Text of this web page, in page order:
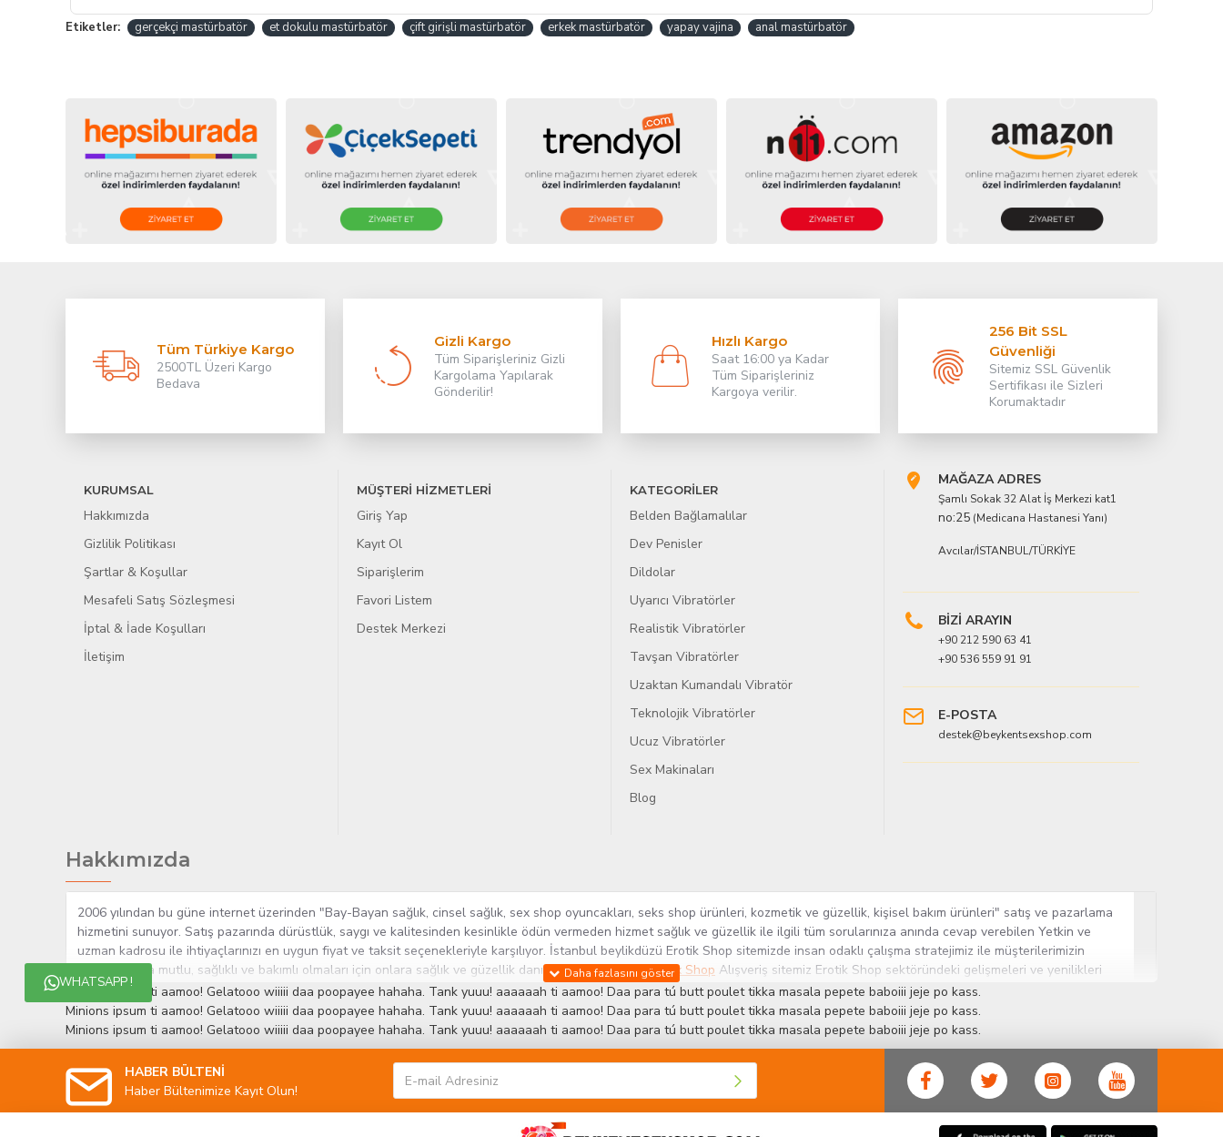
Etiketler: gerçekçi mastürbatör et dokulu mastürbatör çift girişli mastürbatör erkek mastürbatör yapay vajina anal mastürbatör
WHATSAPP !
Tüm Türkiye Kargo
2500TL Üzeri Kargo
Bedava
Gizli Kargo
Tüm Siparişleriniz Gizli
Kargolama Yapılarak
Gönderilir!
Hızlı Kargo
Saat 16:00 ya Kadar
Tüm Siparişleriniz
Kargoya verilir.
256 Bit SSL
Güvenliği
Sitemiz SSL Güvenlik
Sertifikası ile Sizleri
Korumaktadır
KURUMSAL
Hakkımızda
Gizlilik Politikası
Şartlar & Koşullar
Mesafeli Satış Sözleşmesi
İptal & İade Koşulları
İletişim
MÜŞTERİ HİZMETLERİ
Giriş Yap
Kayıt Ol
Siparişlerim
Favori Listem
Destek Merkezi
KATEGORİLER
Belden Bağlamalılar
Dev Penisler
Dildolar
Uyarıcı Vibratörler
Realistik Vibratörler
Tavşan Vibratörler
Uzaktan Kumandalı Vibratör
Teknolojik Vibratörler
Ucuz Vibratörler
Sex Makinaları
Blog
MAĞAZA ADRES
Şamlı Sokak 32 Alat İş Merkezi kat1
no:25 (Medicana Hastanesi Yanı)
Avcılar/İSTANBUL/TÜRKİYE
BİZİ ARAYIN
+90 212 590 63 41
+90 536 559 91 91
E-POSTA
destek@beykentsexshop.com
Hakkımızda
2006 yılından bu güne internet üzerinden "Bay-Bayan sağlık, cinsel sağlık, sex shop oyuncakları, seks shop ürünleri, kozmetik ve güzellik, kişisel bakım ürünleri" satış ve pazarlama
hizmetini sunuyor. Satış pazarında dürüstlük, saygı ve kalitesinden kesinlikle ödün vermeden hizmet sağlık ve güzellik ile ilgili tüm sorularınıza anında cevap verebilen Yetkin ve
uzman kadrosu ile ihtiyaçlarınızı en uygun fiyat ve taksit seçenekleriyle karşılıyor. İstanbul beylikdüzü Erotik Shop sitemizde insan odaklı çalışma stratejimiz ile müşterilerimizin
yaşamlarında mutlu, sağlıklı ve bakımlı olmaları için onlara sağlık ve güzellik danışmanlığı sağlıyoruz.Sex Shop Alışveriş sitemiz Erotik Shop sektöründeki gelişmeleri ve yenilikleri
çok yakından takip etmesi, yaklaşık 5000'e yakın geniş ürün yelpazesi ile Türkiye'de bu sektörde kendi alanımızda en geniş ürün gurubuna sahip ender mağazalardan biri olması,
müşteri memnuniyetini her zaman ön planda tutan yaklaşımcı ve yenilikçi servislerin geliştirilmesi konusundaki becerileri ile kendisine Cinsel Ürün hayatında lider ve kalıcı bir yer
edinmiştir.
Minions ipsum ti aamoo! Gelatooo wiiiii daa poopayee hahaha. Tank yuuu! aaaaaah ti aamoo! Daa para tú butt poulet tikka masala pepete baboiii jeje po kass.
Minions ipsum ti aamoo! Gelatooo wiiiii daa poopayee hahaha. Tank yuuu! aaaaaah ti aamoo! Daa para tú butt poulet tikka masala pepete baboiii jeje po kass.
Minions ipsum ti aamoo! Gelatooo wiiiii daa poopayee hahaha. Tank yuuu! aaaaaah ti aamoo! Daa para tú butt poulet tikka masala pepete baboiii jeje po kass.
HABER BÜLTENİ
Haber Bültenimize Kayıt Olun!